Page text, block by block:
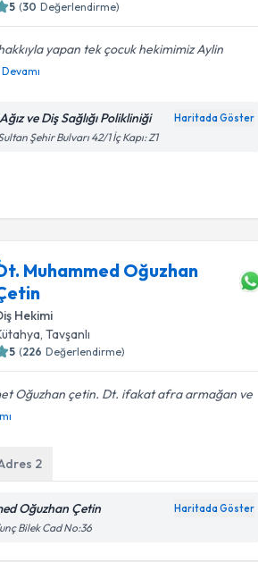
5 (30 Değerlendirme)
yapan tek çocuk hekimimiz Aylin
Devamı
ve Diş Sağlığı Polikliniği Haritada Göster
Şehir Bulvarı 42/1 İç Kapı: Z1
Muhammed Oğuzhan
Hekimi
, Tavşanlı
5 (226 Değerlendirme)
Oğuzhan çetin. Dt. ifakat afra armağan ve
2
Oğuzhan Çetin Haritada Göster
Bilek Cad No:36